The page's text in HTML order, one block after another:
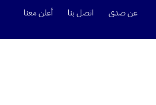
عن صدى اتصل بنا أعلن معنا